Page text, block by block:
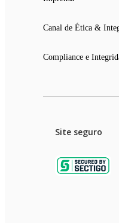
Canal de Ética &
Compliance e
Site seguro